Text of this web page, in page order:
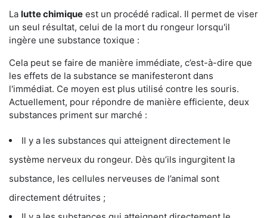
La lutte chimique est un procédé radical. Il permet de viser
un seul résultat, celui de la mort du rongeur lorsqu'il
ingère une substance toxique :
Cela peut se faire de manière immédiate, c’est-à-dire que
les effets de la substance se manifesteront dans
l'immédiat. Ce moyen est plus utilisé contre les souris.
Actuellement, pour répondre de manière efficiente, deux
substances priment sur marché :
Il y a les substances qui atteignent directement le
système nerveux du rongeur. Dès qu’ils ingurgitent la
substance, les cellules nerveuses de l’animal sont
directement détruites ;